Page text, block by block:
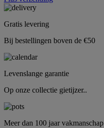
Gratis levering
Bij bestellingen boven de €50
Levenslange garantie
Op onze collectie gietijzer..
Meer dan 100 jaar vakmanschap